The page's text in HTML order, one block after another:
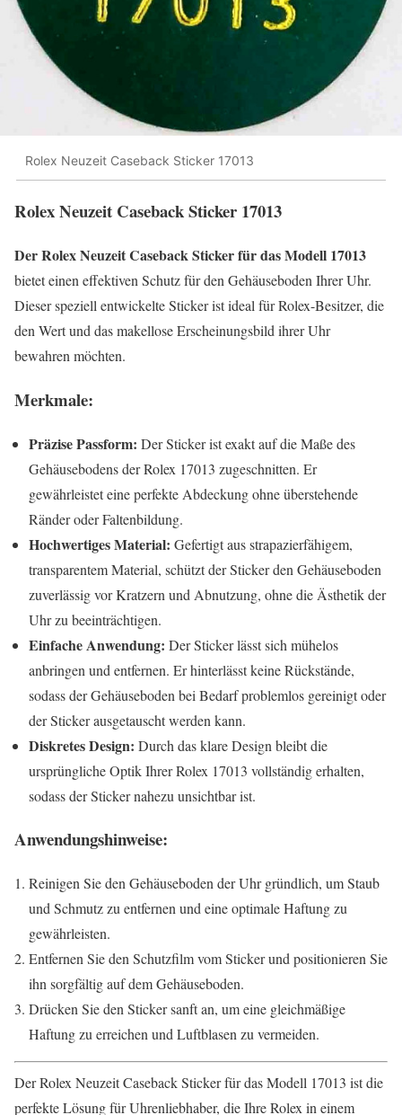
Rolex Neuzeit Caseback Sticker 17013
Rolex Neuzeit Caseback Sticker 17013
Der Rolex Neuzeit Caseback Sticker für das Modell 17013
bietet einen effektiven Schutz für den Gehäuseboden Ihrer Uhr.
Dieser speziell entwickelte Sticker ist ideal für Rolex-Besitzer, die
den Wert und das makellose Erscheinungsbild ihrer Uhr
bewahren möchten.
Merkmale:
Präzise Passform: Der Sticker ist exakt auf die Maße des
Gehäusebodens der Rolex 17013 zugeschnitten. Er
gewährleistet eine perfekte Abdeckung ohne überstehende
Ränder oder Faltenbildung.
Hochwertiges Material: Gefertigt aus strapazierfähigem,
transparentem Material, schützt der Sticker den Gehäuseboden
zuverlässig vor Kratzern und Abnutzung, ohne die Ästhetik der
Uhr zu beeinträchtigen.
Einfache Anwendung: Der Sticker lässt sich mühelos
anbringen und entfernen. Er hinterlässt keine Rückstände,
sodass der Gehäuseboden bei Bedarf problemlos gereinigt oder
der Sticker ausgetauscht werden kann.
Diskretes Design: Durch das klare Design bleibt die
ursprüngliche Optik Ihrer Rolex 17013 vollständig erhalten,
sodass der Sticker nahezu unsichtbar ist.
Anwendungshinweise:
Reinigen Sie den Gehäuseboden der Uhr gründlich, um Staub
und Schmutz zu entfernen und eine optimale Haftung zu
gewährleisten.
Entfernen Sie den Schutzfilm vom Sticker und positionieren Sie
ihn sorgfältig auf dem Gehäuseboden.
Drücken Sie den Sticker sanft an, um eine gleichmäßige
Haftung zu erreichen und Luftblasen zu vermeiden.
Der Rolex Neuzeit Caseback Sticker für das Modell 17013 ist die
perfekte Lösung für Uhrenliebhaber, die Ihre Rolex in einem